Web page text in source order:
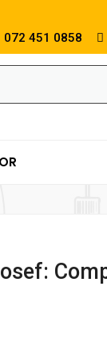
072 451 0858